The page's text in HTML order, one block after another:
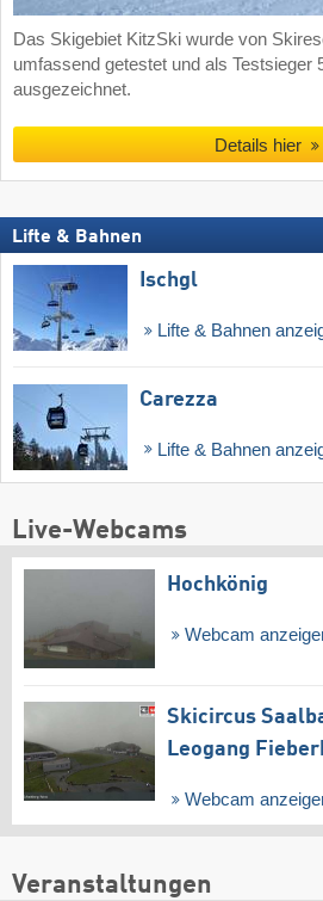
Das Skigebiet KitzSki wurde von
umfassend getestet und als Testsieger
ausgezeichnet.
Details hier
Lifte & Bahnen
Ischgl
Lifte & Bahnen
Carezza
Lifte & Bahnen
Live-Webcams
Hochkönig
Webcam
Skicircus
Leogang
Webcam
Veranstaltungen